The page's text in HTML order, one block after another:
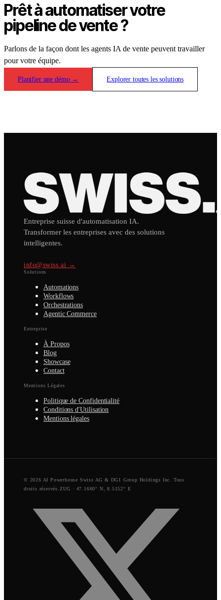
Prêt à automatiser votre
pipeline de vente ?
Parlons de la façon dont les agents IA de vente peuvent travailler
pour votre équipe.
Planifier une démo→ Explorer toutes les solutions
Entreprise suisse d'automatisation IA.
Transformer les entreprises avec des solutions
intelligentes.
info@swiss.ai →
Solutions
Automations
Workflows
Orchestrations
Agentic Commerce
Entreprise
À Propos
Blog
Showcase
Contact
Mentions Légales
Politique de Confidentialité
Conditions d'Utilisation
Mentions légales
© 2026 AI Powerhouse Swiss AG & DG1 Group Holdings Inc. Tous
droits réservés. ZUG · 47.1660° N, 8.5152° E